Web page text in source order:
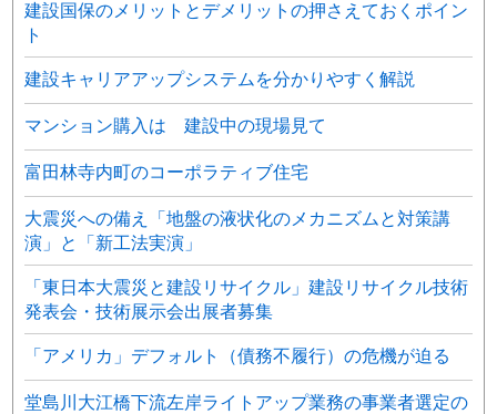
建設国保のメリットとデメリットの押さえておくポイン
ト
建設キャリアアップシステムを分かりやすく解説
マンション購入は 建設中の現場見て
富田林寺内町のコーポラティブ住宅
大震災への備え「地盤の液状化のメカニズムと対策講
演」と「新工法実演」
「東日本大震災と建設リサイクル」建設リサイクル技術
発表会・技術展示会出展者募集
「アメリカ」デフォルト（債務不履行）の危機が迫る
堂島川大江橋下流左岸ライトアップ業務の事業者選定の